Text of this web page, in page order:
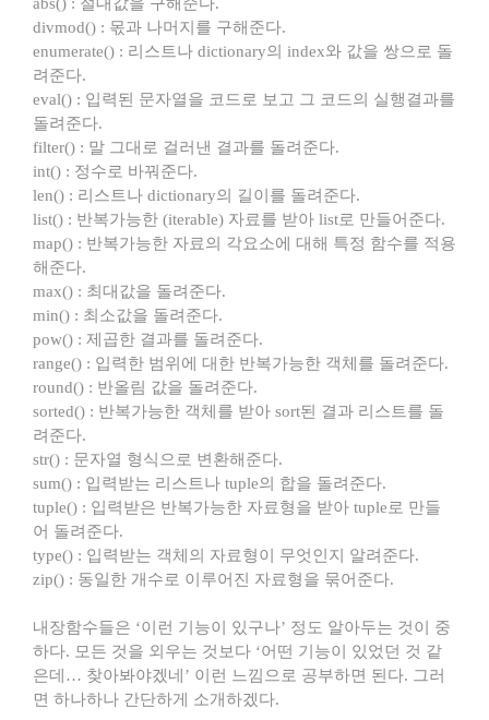
divmod() : 몫과 나머지를 구해준다.
enumerate() : 리스트나 dictionary의 index와 값을 쌍으로 돌
려준다.
eval() : 입력된 문자열을 코드로 보고 그 코드의 실행결과를
돌려준다.
filter() : 말 그대로 걸러낸 결과를 돌려준다.
int() : 정수로 바꿔준다.
len() : 리스트나 dictionary의 길이를 돌려준다.
list() : 반복가능한 (iterable) 자료를 받아 list로 만들어준다.
map() : 반복가능한 자료의 각요소에 대해 특정 함수를 적용
해준다.
max() : 최대값을 돌려준다.
min() : 최소값을 돌려준다.
pow() : 제곱한 결과를 돌려준다.
range() : 입력한 범위에 대한 반복가능한 객체를 돌려준다.
round() : 반올림 값을 돌려준다.
sorted() : 반복가능한 객체를 받아 sort된 결과 리스트를 돌
려준다.
str() : 문자열 형식으로 변환해준다.
sum() : 입력받는 리스트나 tuple의 합을 돌려준다.
tuple() : 입력받은 반복가능한 자료형을 받아 tuple로 만들
어 돌려준다.
type() : 입력받는 객체의 자료형이 무엇인지 알려준다.
zip() : 동일한 개수로 이루어진 자료형을 묶어준다.
내장함수들은 ‘이런 기능이 있구나’ 정도 알아두는 것이 중
하다. 모든 것을 외우는 것보다 ‘어떤 기능이 있었던 것 같
은데… 찾아봐야겠네’ 이런 느낌으로 공부하면 된다. 그러
면 하나하나 간단하게 소개하겠다.